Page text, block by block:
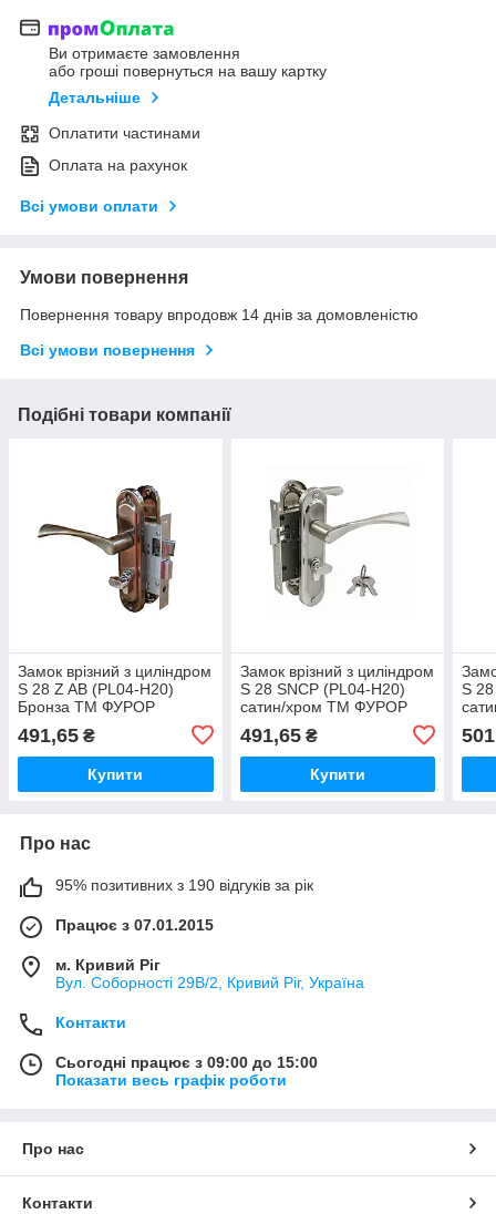
Ви отримаєте замовлення
або гроші повернуться на вашу картку
Детальніше
Оплатити частинами
Оплата на рахунок
Всі умови оплати
Умови повернення
Повернення товару впродовж 14 днів за домовленістю
Всі умови повернення
Подібні товари компанії
Замок врiзний з циліндром
S 28 Z AB (PL04-H20)
Бронза ТМ ФУРОР
491,65 ₴
Купити
Замок врiзний з циліндром
S 28 SNCP (PL04-H20)
сатин/хром ТМ ФУРОР
491,65₴
Купити
S
Про нас
95% позитивних з 190 відгуків за рік
Працює з 07.01.2015
м. Кривий Ріг
Вул. Соборності 29В/2, Кривий Ріг, Україна
Контакти
Сьогодні працює з 09:00 до 15:00
Показати весь графік роботи
Про нас
Контакти